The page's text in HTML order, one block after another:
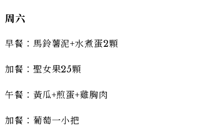
周六
早餐：馬鈴薯泥+水煮蛋2顆
加餐：聖女果25顆
午餐：黃瓜+煎蛋+雞胸肉
加餐：葡萄一小把